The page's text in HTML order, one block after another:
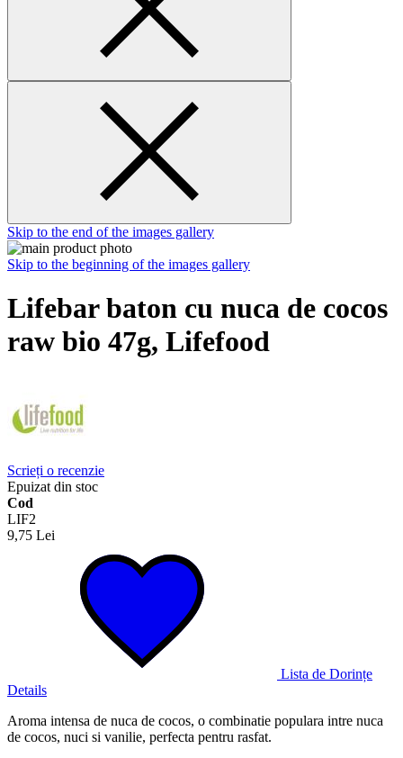
Skip to the end of the images gallery
Skip to the beginning of the images gallery
Lifebar baton cu nuca de cocos
raw bio 47g, Lifefood
Scrieți o recenzie
Epuizat din stoc
Cod
LIF2
9,75 Lei
Lista de Dorințe
Details
Aroma intensa de nuca de cocos, o combinatie populara intre nuca
de cocos, nuci si vanilie, perfecta pentru rasfat.